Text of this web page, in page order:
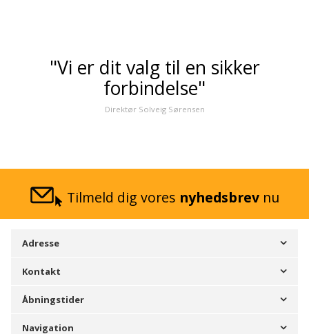
"Vi er dit valg til en sikker
forbindelse"
Direktør Solveig Sørensen
Tilmeld dig vores nyhedsbrev nu
Adresse
Kontakt
Åbningstider
Navigation